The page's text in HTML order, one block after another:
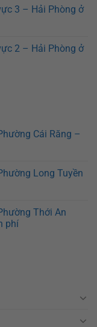
3 – Hải Phòng ở
2 – Hải Phòng ở
Cái Răng –
Long Tuyền
Thới An
phí